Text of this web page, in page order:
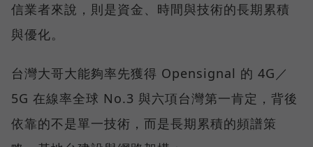
信業者來說，則是資金、時間與技術的長期累積
與優化。
台灣大哥大能夠率先獲得 Opensignal 的 4G／
5G 在線率全球 No.3 與六項台灣第一肯定，背後
依靠的不是單一技術，而是長期累積的頻譜策